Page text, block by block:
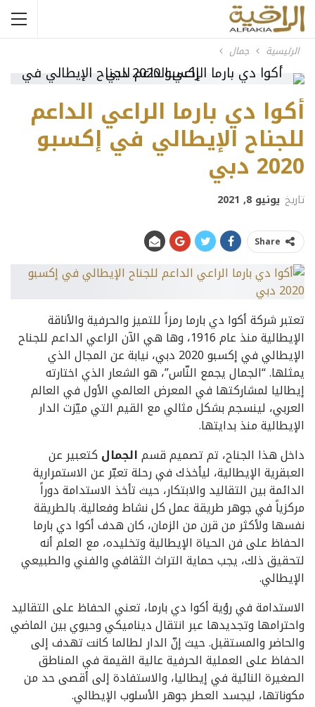
الرئيسية جمال
أكوا دي بارما الراعي الداعم
للجناح الإيطالي في إكسبو
2020 دبي
تاريخ يونيو 8, 2021
Share
تعتبر شركة أكوا دي بارما رمزاً للتميز والحرفية والأناقة
الإيطالية منذ عام 1916، وها هي الآن الراعي الداعم للجناح
الإيطالي في إكسبو 2020 دبي، نيابة عن المجال الذي
يمثلها. “الجمال يجمع النّاس”، هو الشعار الذي اختارته
إيطاليا لمشاركتها في المعرض العالمي الأول في العالم
العربي، لينسجم بشكل مثالي مع القيم التي ميّزت الدار
الإيطالية منذ بدايتها.
داخل هذا الجناح، تم تصميم قسمالجمالكتعبير عن
العبقرية الإيطالية، ليأخذك في رحلة تعبّر عن الاستمرارية
الدائمة بين التقاليد والابتكار، حيث تأخذ الاستدامة دوراً
مركزياً في جوهر طريقة عمل كل نشاط وفعالية. بالطريقة
نفسها ولأكثر من قرن من الزمان، كان هدف أكوا دي بارما
الحفاظ على فن الحياة الإيطالية وتخليده، مع العلم أنه
لتحقيق ذلك، يجب حماية التراث الثقافي والفني والطبيعي
الإيطالي.
الاستدامة في رؤية أكوا دي بارما، تعني الحفاظ على التقاليد
واحترامها وتجديدها عبر انتقال ديناميكي وحيوي بين الماضي
والحاضر والمستقبل. حيث إنّ الدار لطالما كانت تهدف إلى
الحفاظ على العملية الحرفية عالية القيمة في المناطق
الصغيرة النائية في إيطاليا، والاستفادة إلى أقصى حد من
مكوناتها، ليجسد العطر جوهر الأسلوب الإيطالي.